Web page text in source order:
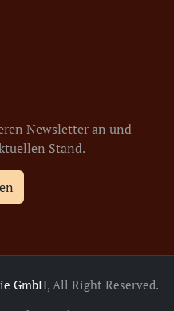
Newsletter an und
Stand.
GmbH, All Right Reserved.